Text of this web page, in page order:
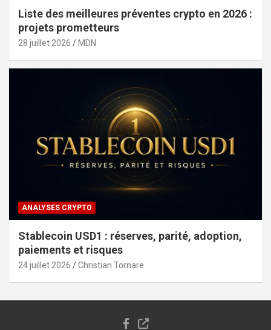
Liste des meilleures préventes crypto en 2026 :
projets prometteurs
28 juillet 2026 MDN
ANALYSES CRYPTO
Stablecoin USD1 : réserves, parité, adoption,
paiements et risques
24 juillet 2026 Christian Tornare